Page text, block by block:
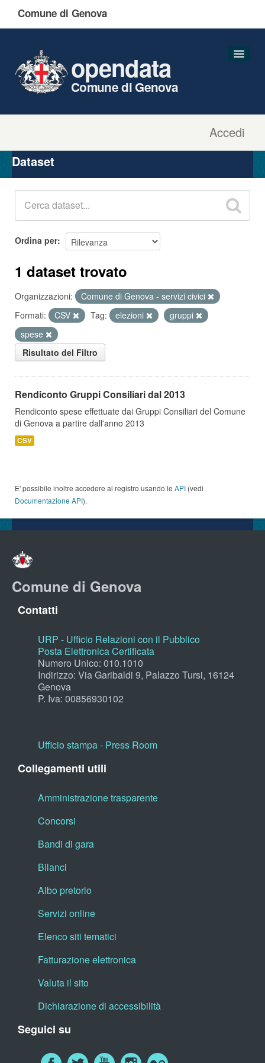
Comune di Genova
Accedi
opendata
Comune di Genova
Organizzazioni
Gruppi
Dataset
Ordina per
1 dataset trovato
Organizzazioni:
Comune di Genova - servizi civici
Formati:
CSV Tag: elezioni
gruppi
spese
Risultato del Filtro
Rendiconto Gruppi Consiliari dal 2013
Rendiconto spese effettuate dai Gruppi Consiliari del Comune
di Genova a partire dall'anno 2013
CSV
E' possibile inoltre accedere al registro usando le API (vedi
Documentazione API).
Comune di Genova
Contatti
URP - Ufficio Relazioni con il Pubblico
Posta Elettronica Certificata
Numero Unico: 010.1010
Indirizzo: Via Garibaldi 9, Palazzo Tursi, 16124
Genova
P. Iva: 00856930102
Ufficio stampa - Press Room
Collegamenti utili
Amministrazione trasparente
Concorsi
Bandi di gara
Bilanci
Albo pretorio
Servizi online
Elenco siti tematici
Fatturazione elettronica
Valuta il sito
Dichiarazione di accessibilità
Seguici su